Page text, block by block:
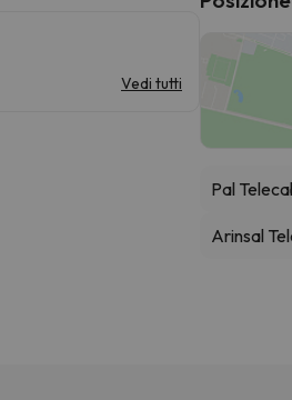
Vedi tutti
Pal
Arinsal